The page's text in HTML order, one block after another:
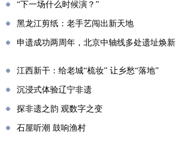
“下一场什么时候演？”
黑龙江剪纸：老手艺闯出新天地
申遗成功两周年，北京中轴线多处遗址焕新
江西新干：给老城“梳妆” 让乡愁“落地”
沉浸式体验辽宁非遗
探非遗之韵 观数字之变
石屋听潮 鼓响渔村